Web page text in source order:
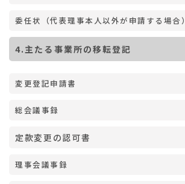
委任状（代表理事本人以外が申請する場合）
4.主たる事業所の移転登記
変更登記申請書
総会議事録
定款変更の認可書
理事会議事録